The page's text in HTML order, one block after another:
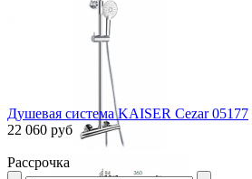
Душевая система KAISER Cezar 05177
22 060 руб
Рассрочка